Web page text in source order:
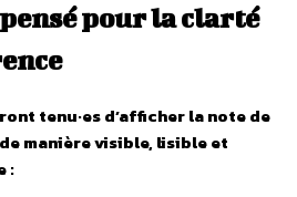
pour la clarté
tenu·es d’afficher la note de
manière visible, lisible et
: